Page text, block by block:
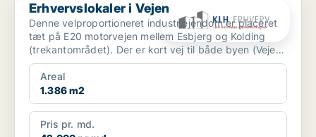
Erhvervslokaler i Vejen
Denne velproportioneret industriejendom er placeret
tæt på E20 motorvejen mellem Esbjerg og Kolding
(trekantområdet). Der er kort vej til både byen (Vejen)
o...
Areal
1.386 m2
Pris pr. md.